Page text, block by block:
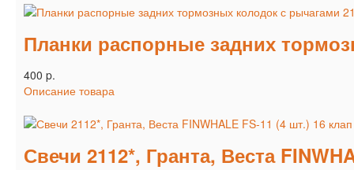
Планки распорные задних
400 p.
Описание товара
Свечи 2112*, Гранта, Веста